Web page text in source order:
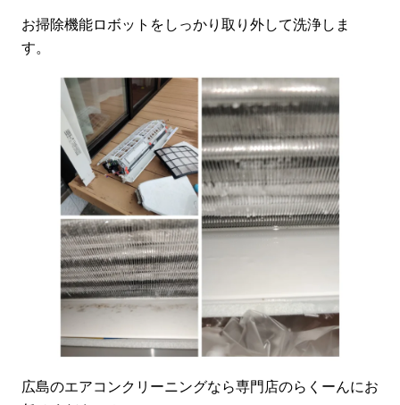
お掃除機能ロボットをしっかり取り外して洗浄しま
す。
広島のエアコンクリーニングなら専門店のらくーんにお